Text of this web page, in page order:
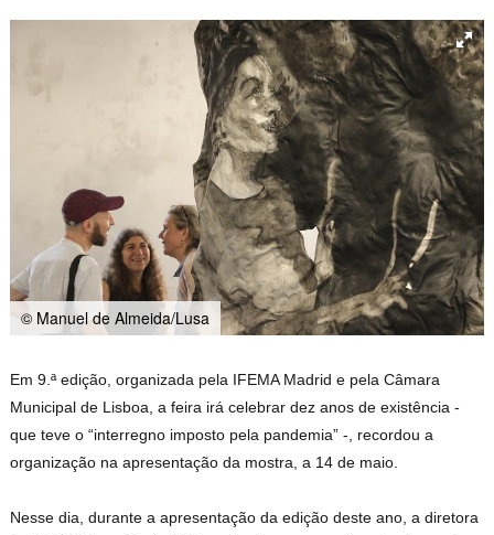
© Manuel de Almeida/Lusa
Em 9.ª edição, organizada pela IFEMA Madrid e pela Câmara
Municipal de Lisboa, a feira irá celebrar dez anos de existência -
que teve o “interregno imposto pela pandemia” -, recordou a
organização na apresentação da mostra, a 14 de maio.
Nesse dia, durante a apresentação da edição deste ano, a diretora